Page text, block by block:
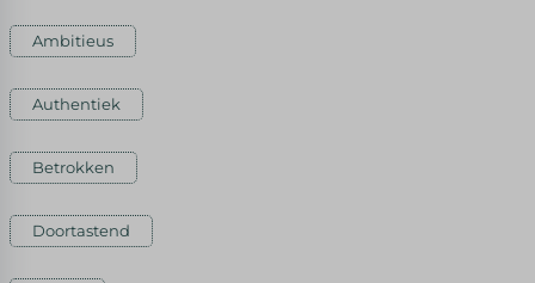
Ambitieus
Authentiek
Betrokken
Doortastend